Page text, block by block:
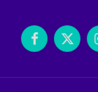
Facebook
X